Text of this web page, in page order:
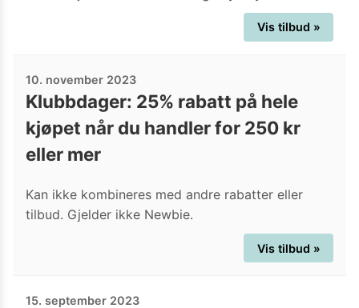
Vis tilbud »
10. november 2023
Klubbdager: 25% rabatt på hele
kjøpet når du handler for 250 kr
eller mer
Kan ikke kombineres med andre rabatter eller
tilbud. Gjelder ikke Newbie.
Vis tilbud »
15. september 2023